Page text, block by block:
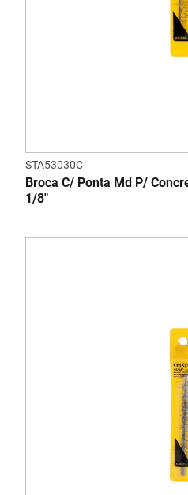
STA53030C
Broca C/ Ponta Md P/
1/8"